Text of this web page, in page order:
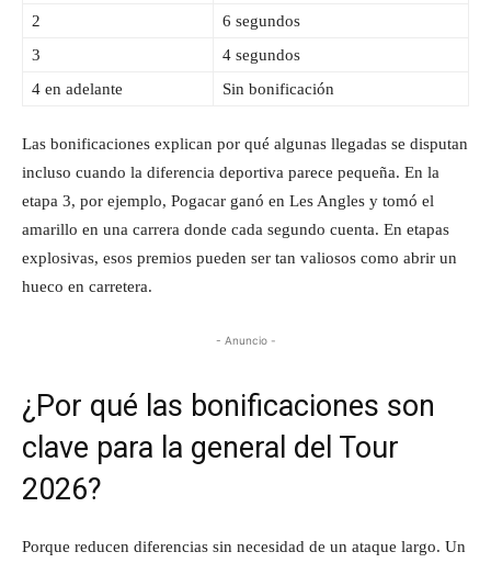
2
6 segundos
3
4 segundos
4 en adelante
Sin bonificación
Las bonificaciones explican por qué algunas llegadas se disputan
incluso cuando la diferencia deportiva parece pequeña. En la
etapa 3, por ejemplo, Pogacar ganó en Les Angles y tomó el
amarillo en una carrera donde cada segundo cuenta. En etapas
explosivas, esos premios pueden ser tan valiosos como abrir un
hueco en carretera.
- Anuncio -
¿Por qué las bonificaciones son
clave para la general del Tour
2026?
Porque reducen diferencias sin necesidad de un ataque largo. Un